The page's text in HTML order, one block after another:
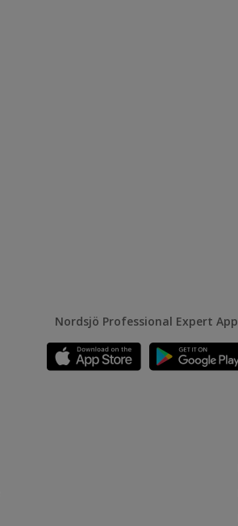
Nordsjö Professional Expert App